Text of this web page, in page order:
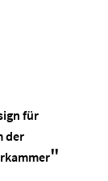
für
der
"